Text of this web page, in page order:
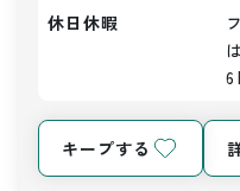
休日休暇
6
キープする